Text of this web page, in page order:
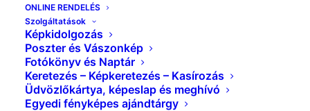
ONLINE RENDELÉS
Szolgáltatások
Képkidolgozás
Poszter és Vászonkép
Fotókönyv és Naptár
Keretezés – Képkeretezés – Kasírozás
Üdvözlőkártya, képeslap és meghívó
Egyedi fényképes ajándtárgy